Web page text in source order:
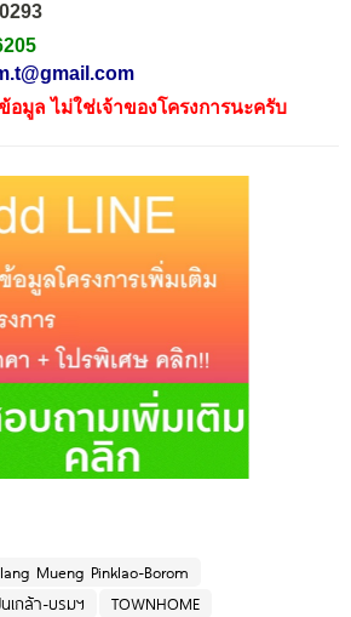
อมูล ไม่ใช่เจ้าของโครงการนะครับ
Mueng Pinklao-Borom
เกล้า-บรมฯ
TOWNHOME